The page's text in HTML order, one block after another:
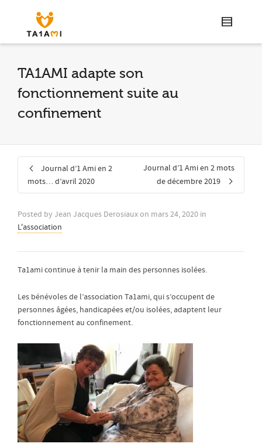
TA1AMI adapte son
fonctionnement suite au
confinement
Journal d’1 Ami en 2
mots… d’avril 2020
Journal d’1 Ami en 2 mots
de décembre 2019
Posted by Jean Jacques Derosiauxon mars 24, 2020 in
L'association
Ta1ami continue à tenir la main des personnes isolées.
Les bénévoles de l’association Ta1ami, qui s’occupent de
personnes âgées, handicapées et/ou isolées, adaptent leur
fonctionnement au confinement.